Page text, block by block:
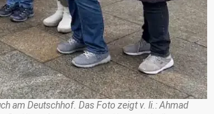
am Deutschhof. Das Foto zeigt v. li.: Ahmad